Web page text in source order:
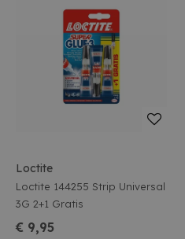
Loctite
Loctite 144255 Strip Universal
3G 2+1 Gratis
€ 9,95